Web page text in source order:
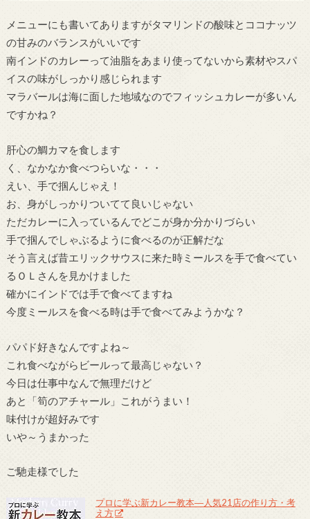
メニューにも書いてありますがタマリンドの酸味とココナッツ
の甘みのバランスがいいです
南インドのカレーって油脂をあまり使ってないから素材やスパ
イスの味がしっかり感じられます
マラバールは海に面した地域なのでフィッシュカレーが多いん
ですかね？
肝心の鯛カマを食します
く、なかなか食べつらいな・・・
えい、手で掴んじゃえ！
お、身がしっかりついてて良いじゃない
ただカレーに入っているんでどこが身か分かりづらい
手で掴んでしゃぶるように食べるのが正解だな
そう言えば昔エリックサウスに来た時ミールスを手で食べてい
るＯＬさんを見かけました
確かにインドでは手で食べてますね
今度ミールスを食べる時は手で食べてみようかな？
パパド好きなんですよね～
これ食べながらビールって最高じゃない？
今日は仕事中なんで無理だけど
あと「筍のアチャール」これがうまい！
味付けが超好みです
いや～うまかった
ご馳走様でした
プロに学ぶ新カレー教本―人気21店の作り方・考
え方